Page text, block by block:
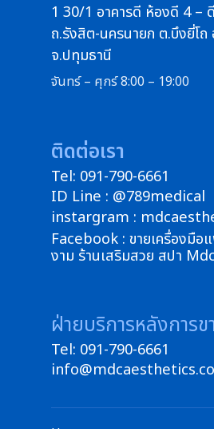
1 30/1 อาคารดี ห้องดี 4 –
ถ.รังสิต-นครนายก ต.บึงยี่โ
จ.ปทุมธานี
จันทร์ – ศุกร์ 8:00 – 19:00
ติดต่อเรา
Tel: 091-790-6661
ID Line : @789medical
instargram :
Facebook : ขายเครื่องมือ
งาม ร้านเสริมสวย สปา
ฝ่ายบริการหลังการข
Tel: 091-790-6661